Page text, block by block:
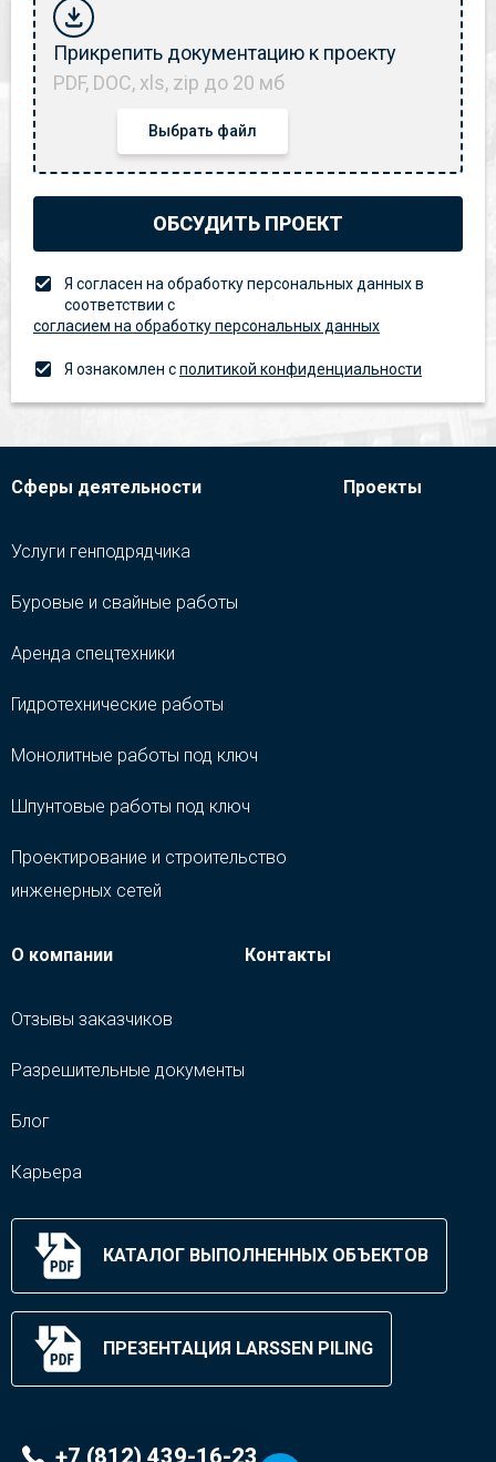
Прикрепить документацию к проекту
PDF, DOC, xls, zip до 20 мб
Выбрать файл
ОБСУДИТЬ ПРОЕКТ
Я согласен на обработку персональных данных в
соответствии с
согласием на обработку персональных данных
Я ознакомлен сполитикой конфиденциальности
Сферы деятельности
Услуги генподрядчика
Буровые и свайные работы
Аренда спецтехники
Гидротехнические работы
Монолитные работы под ключ
Шпунтовые работы под ключ
Проектирование и строительство
инженерных сетей
Проекты
О компании
Отзывы заказчиков
Разрешительные документы
Блог
Карьера
Контакты
КАТАЛОГ ВЫПОЛНЕННЫХ ОБЪЕКТОВ
ПРЕЗЕНТАЦИЯ LARSSEN PILING
+7 (812) 439-16-23